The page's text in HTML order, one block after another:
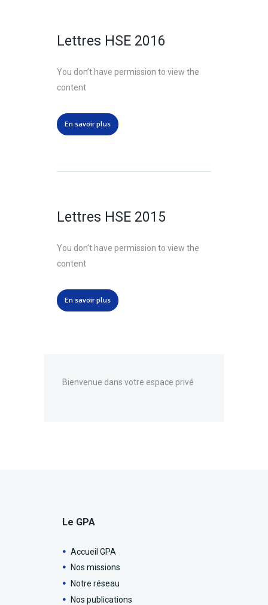
Lettres HSE 2016
You don’t have permission to view the
content
En savoir plus
Lettres HSE 2015
You don’t have permission to view the
content
En savoir plus
Bienvenue dans votre espace privé
Le GPA
Accueil GPA
Nos missions
Notre réseau
Nos publications